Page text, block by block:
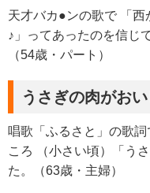
天才バカ●ンの歌で 「西
♪」ってあったのを信じ
（54歳・パート）
うさぎの肉がお
唱歌「ふるさと」の歌
ころ （小さい頃）「う
た。（63歳・主婦）